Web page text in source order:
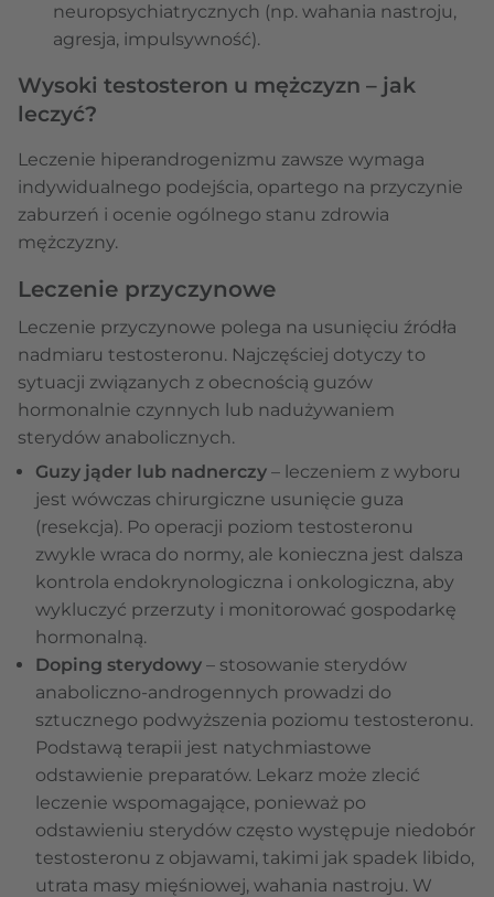
neuropsychiatrycznych (np. wahania nastroju,
agresja, impulsywność).
Wysoki testosteron u mężczyzn – jak
leczyć?
Leczenie hiperandrogenizmu zawsze wymaga
indywidualnego podejścia, opartego na przyczynie
zaburzeń i ocenie ogólnego stanu zdrowia
mężczyzny.
Leczenie przyczynowe
Leczenie przyczynowe polega na usunięciu źródła
nadmiaru testosteronu. Najczęściej dotyczy to
sytuacji związanych z obecnością guzów
hormonalnie czynnych lub nadużywaniem
sterydów anabolicznych.
Guzy jąder lub nadnerczy – leczeniem z wyboru
jest wówczas chirurgiczne usunięcie guza
(resekcja). Po operacji poziom testosteronu
zwykle wraca do normy, ale konieczna jest dalsza
kontrola endokrynologiczna i onkologiczna, aby
wykluczyć przerzuty i monitorować gospodarkę
hormonalną.
Doping sterydowy – stosowanie sterydów
anaboliczno-androgennych prowadzi do
sztucznego podwyższenia poziomu testosteronu.
Podstawą terapii jest natychmiastowe
odstawienie preparatów. Lekarz może zlecić
leczenie wspomagające, ponieważ po
odstawieniu sterydów często występuje niedobór
testosteronu z objawami, takimi jak spadek libido,
utrata masy mięśniowej, wahania nastroju. W